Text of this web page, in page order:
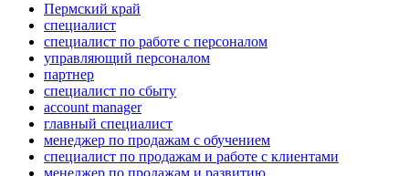
Пермский край
специалист
специалист по работе с персоналом
управляющий персоналом
партнер
специалист по сбыту
account manager
главный специалист
менеджер по продажам с обучением
специалист по продажам и работе с клиентами